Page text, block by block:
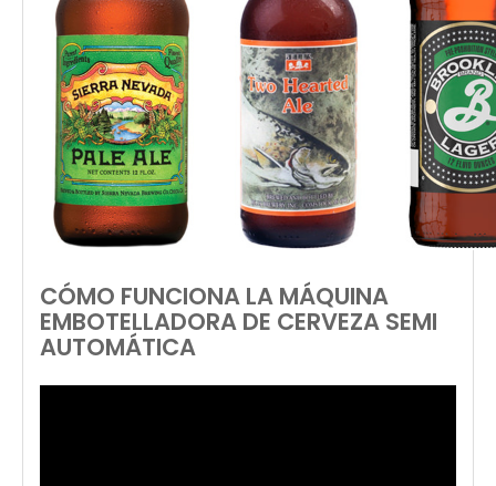
CÓMO FUNCIONA LA MÁQUINA
EMBOTELLADORA DE CERVEZA SEMI
AUTOMÁTICA